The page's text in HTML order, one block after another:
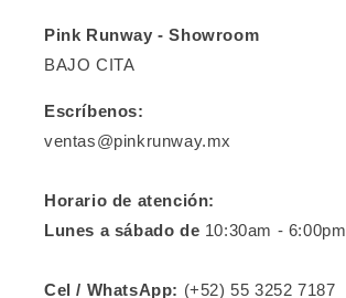
Pink Runway - Showroom
BAJO CITA
Escríbenos:
ventas@pinkrunway.mx
Horario de atención:
Lunes a sábado de 10:30am - 6:00pm
Cel / WhatsApp: (+52) 55 3252 7187